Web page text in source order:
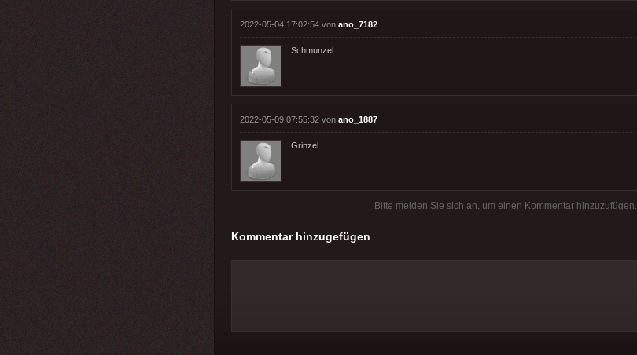
2022-05-04 17:02:54 von ano_7182
Schmunzel .
2022-05-09 07:55:32 von ano_1887
Grinzel.
Bitte melden Sie sich an, um einen Kommentar hinzuzufügen.
Kommentar hinzugefügen